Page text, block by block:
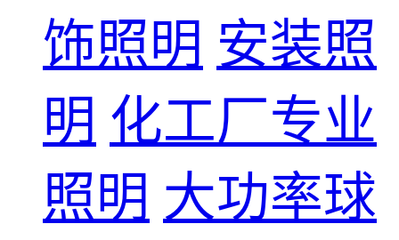
饰照明 安装照
明 化工厂专业
照明 大功率球